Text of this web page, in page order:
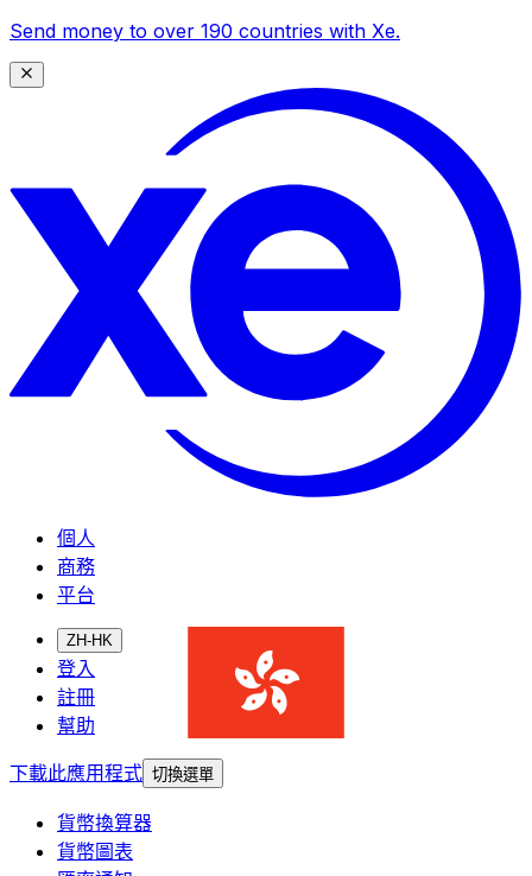
Send money to over 190 countries with Xe.
個人
商務
平台
ZH-HK
登入
註冊
幫助
下載此應用程式 切換選單
貨幣換算器
貨幣圖表